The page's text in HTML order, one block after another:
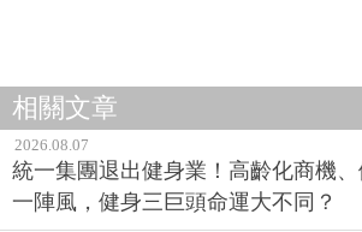
相關文章
2026.08.07
統一集團退出健身業！高齡化商機
一陣風，健身三巨頭命運大不同？